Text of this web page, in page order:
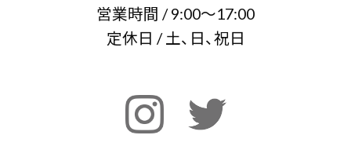
営業時間 / 9:00～17:00
定休日 / 土、日、祝日